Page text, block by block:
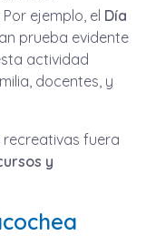
ejemplo, el Día
prueba evidente
actividad
docentes, y
recreativas fuera
y